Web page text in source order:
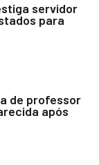
servidor
para
de professor
após